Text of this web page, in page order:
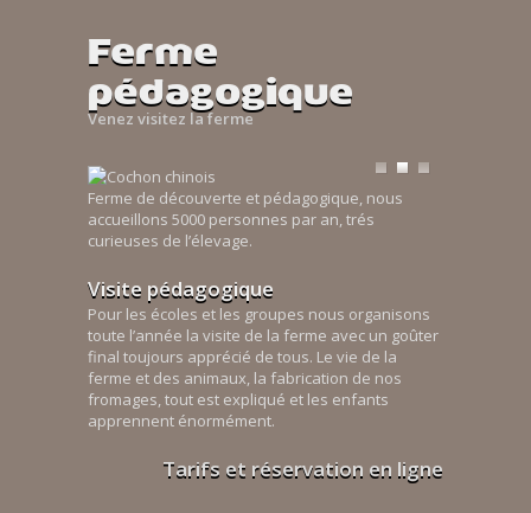
Ferme
pédagogique
Venez visitez la ferme
Ferme de découverte et pédagogique, nous
accueillons 5000 personnes par an, trés
curieuses de l’élevage.
Visite pédagogique
Pour les écoles et les groupes nous organisons
toute l’année la visite de la ferme avec un goûter
final toujours apprécié de tous. Le vie de la
ferme et des animaux, la fabrication de nos
fromages, tout est expliqué et les enfants
apprennent énormément.
Tarifs et réservation en ligne